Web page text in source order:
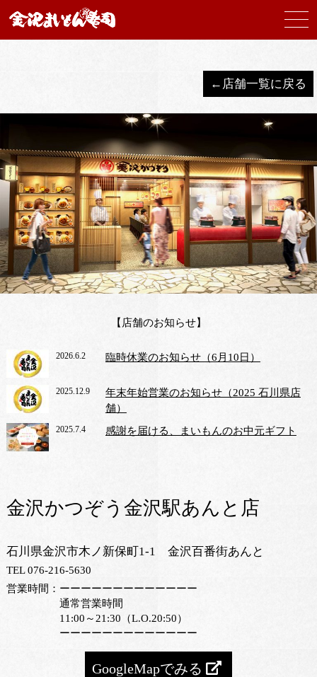
←店舗一覧に戻る
【店舗のお知らせ】
2026.6.2 臨時休業のお知らせ（6月10日）
2025.12.9
年末年始営業のお知らせ（2025 石川県店
舗）
2025.7.4 感謝を届ける、まいもんのお中元ギフト
金沢かつぞう金沢駅あんと店
石川県金沢市木ノ新保町1-1 金沢百番街あんと
TEL 076-216-5630
営業時間： ーーーーーーーーーーーーー
通常営業時間
11:00～21:30（L.O.20:50）
ーーーーーーーーーーーーー
GoogleMapでみる